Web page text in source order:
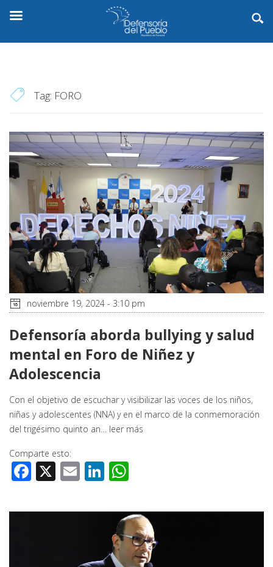
Tag: FORO
noviembre 19, 2024 - 3:10 pm
Defensoría aborda bullying y salud
mental en Foro de Niñez y
Adolescencia
Con el objetivo de escuchar y visibilizar las voces de los niños,
niñas y adolescentes (NNA) y en el marco de la conmemoración
del trigésimo quinto an… leer más
Comparte esto:
Facebook
X EmailLinkedIn